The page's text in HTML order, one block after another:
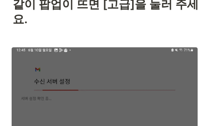
같이 팝업이 뜨면 [고급]을 눌러 주세
요.